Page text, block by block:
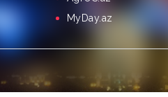
MyDay.az